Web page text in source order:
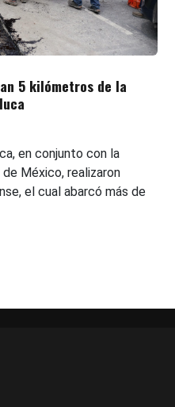
5 kilómetros de la
en conjunto con la
México, realizaron
el cual abarcó más de